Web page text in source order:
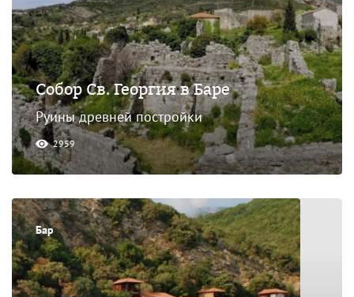
Собор Св. Георгия в Баре
Руины древней постройки
2959
Бар